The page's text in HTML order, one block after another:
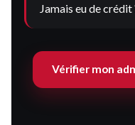
Jamais eu de
Vérifier mon